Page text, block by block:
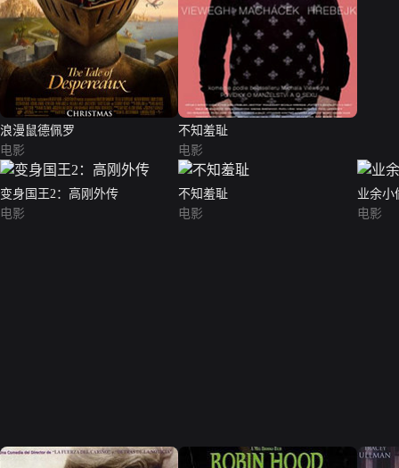
浪漫鼠德佩罗
电影
不知羞耻
电影
变身国王2：高刚外传
电影
不知羞耻
电影
业余小
电影